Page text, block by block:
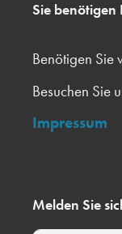
Sie benötigen
Benötigen Sie
Besuchen Sie
Impressum
Melden Sie